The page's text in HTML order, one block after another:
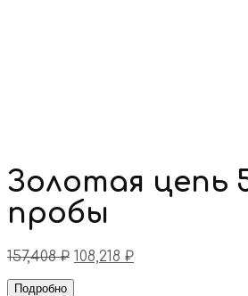
Золотая цепь
пробы
157,408₽ 108,218 ₽
Подробно